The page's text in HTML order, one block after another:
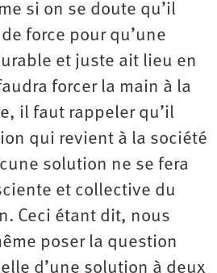
si on se doute qu’il
force pour qu’une
et juste ait lieu en
forcer la main à la
il faut rappeler qu’il
qui revient à la société
solution ne se fera
et collective du
Ceci étant dit, nous
poser la question
d’une solution à deux